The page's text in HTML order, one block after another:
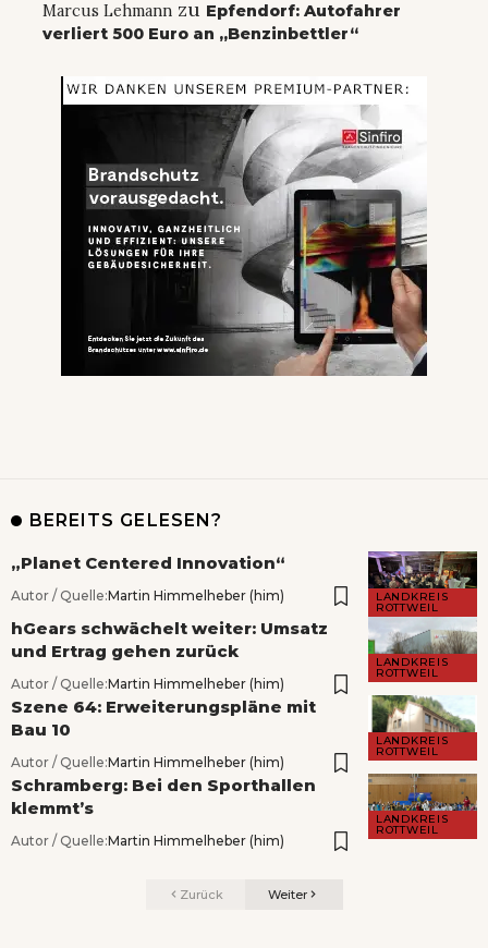
Marcus Lehmann zu Epfendorf: Autofahrer
verliert 500 Euro an „Benzinbettler“
BEREITS GELESEN?
LANDKREIS
ROTTWEIL
„Planet Centered Innovation“
Autor / Quelle:Martin Himmelheber (him)
LANDKREIS
ROTTWEIL
hGears schwächelt weiter: Umsatz
und Ertrag gehen zurück
Autor / Quelle:Martin Himmelheber (him)
LANDKREIS
ROTTWEIL
Szene 64: Erweiterungspläne mit
Bau 10
Autor / Quelle:Martin Himmelheber (him)
LANDKREIS
ROTTWEIL
Schramberg: Bei den Sporthallen
klemmt’s
Autor / Quelle:Martin Himmelheber (him)
Zurück Weiter